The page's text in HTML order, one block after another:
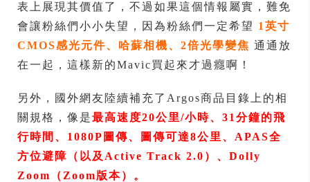
表上展現其價值了，不過如果這個情報屬實，難免
會讓粉絲們小小失望，因為粉絲們一定希望 1英寸
CMOS感光元件、哈蘇相機、2倍光學變焦 通通放
在一起，這樣新的Mavic買起來才過癮啊！
另外，國外網友陸續補充了Argos商品目錄上的相
關規格，像是最高速度20公里/小時、31分鐘的飛
行時間、1080P圖傳、圖傳可達8公里、APAS全
方位避障（以及Active Track 2.0）、Dolly
Zoom（Zoom版本）。